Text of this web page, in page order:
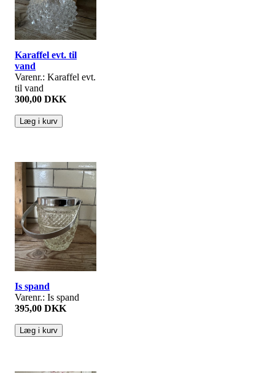
Karaffel evt. til
vand
Varenr.: Karaffel evt.
til vand
300,00 DKK
Is spand
Varenr.: Is spand
395,00 DKK